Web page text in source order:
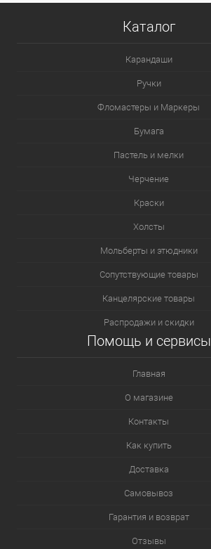
Каталог
Карандаши
Ручки
Фломастеры и Маркеры
Бумага
Пастель и мелки
Черчение
Краски
Холсты
Мольберты и этюдники
Сопутствующие товары
Канцелярские товары
Распродажи и скидки
Помощь и сервисы
Главная
О магазине
Контакты
Как купить
Доставка
Самовывоз
Гарантия и возврат
Отзывы